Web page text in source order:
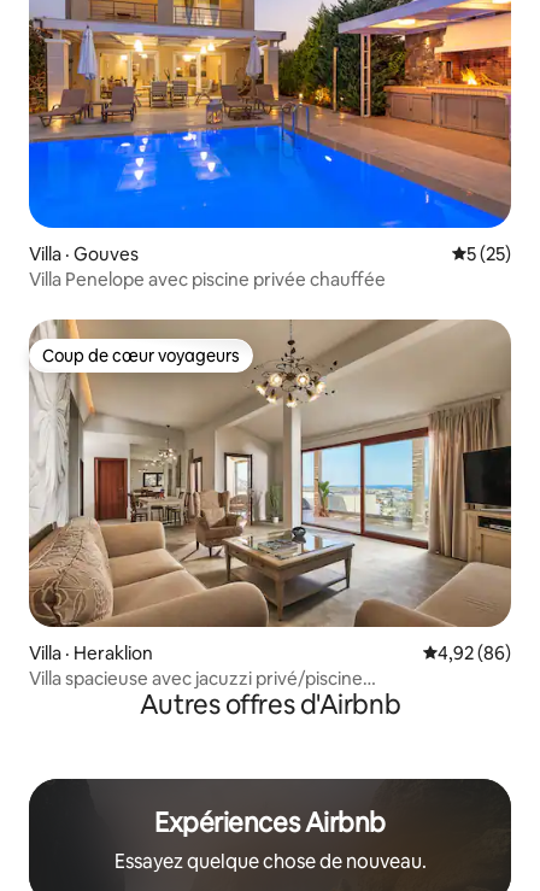
Villa · Gouves Note
5 (25)
Villa Penelope avec piscine privée chauffée
Coup de cœur voyageurs
Coup de cœur voyageurs
Villa · Heraklion Note
4,92 (86)
Villa spacieuse avec jacuzzi privé/piscine
commune/stationnement
Autres offres d'Airbnb
Expériences Airbnb
Essayez quelque chose de nouveau.